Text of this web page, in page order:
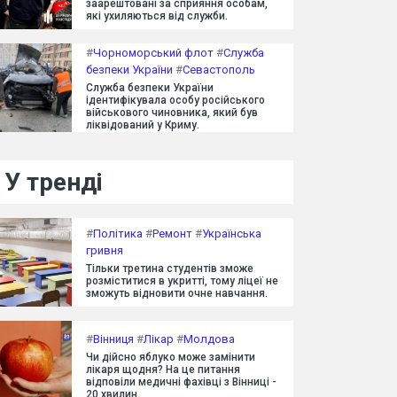
заарештовані за сприяння особам,
які ухиляються від служби.
#Чорноморський флот #Служба
безпеки України #Севастополь
Служба безпеки України
ідентифікувала особу російського
військового чиновника, який був
ліквідований у Криму.
У тренді
#Політика #Ремонт #Українська
гривня
Тільки третина студентів зможе
розміститися в укритті, тому ліцеї не
зможуть відновити очне навчання.
#Вінниця #Лікар #Молдова
Чи дійсно яблуко може замінити
лікаря щодня? На це питання
відповіли медичні фахівці з Вінниці -
20 хвилин.